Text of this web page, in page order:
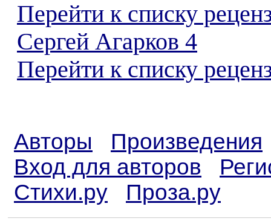
Перейти к списку
Сергей Агарков 4
Перейти к списку
Авторы
Произведения
Вход для авторов
Стихи.ру
Проза.ру